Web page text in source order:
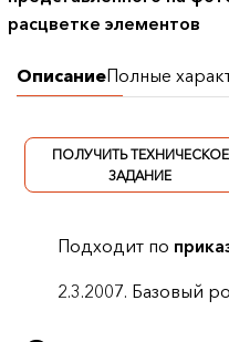
расцветке элементов
ОписаниеПолные
ПОЛУЧИТЬ ТЕХНИЧЕСКОЕ
ЗАДАНИЕ
Подходит по
2.3.2007. Базовый